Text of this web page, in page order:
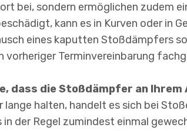
bei, sondern ermöglichen zudem
kann es in Kurven oder in
eines kaputten Stoßdämpfers
vorheriger Terminvereinbarung
dass die Stoßdämpfer an
lange halten, handelt es sich bei
der Regel zumindest einmal